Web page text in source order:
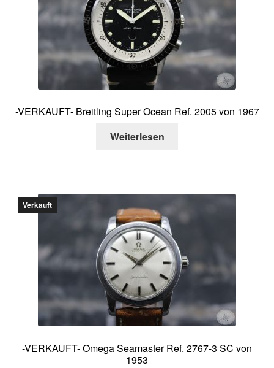
-VERKAUFT- Breitling Super Ocean Ref. 2005 von 1967
Weiterlesen
Verkauft
-VERKAUFT- Omega Seamaster Ref. 2767-3 SC von
1953